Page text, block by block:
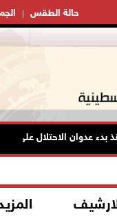
الجمعة ، حالة الطقس